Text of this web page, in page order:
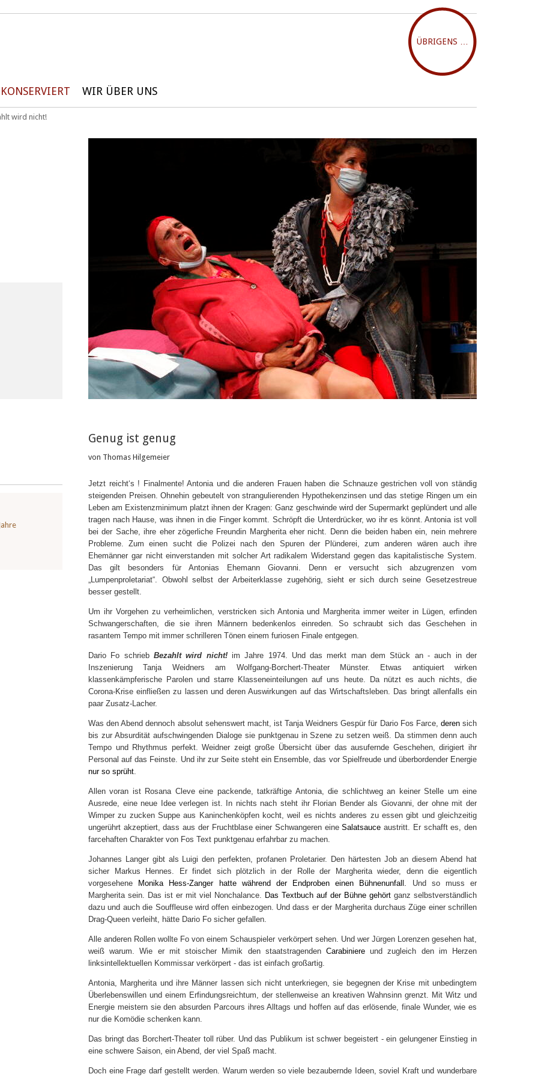
ÜBRIGENS …
KONSERVIERT WIR ÜBER UNS
wird nicht!
Genug ist genug
von Thomas Hilgemeier
Jetzt reicht‘s ! Finalmente! Antonia und die anderen Frauen haben die Schnauze gestrichen voll von ständig
steigenden Preisen. Ohnehin gebeutelt von strangulierenden Hypothekenzinsen und das stetige Ringen um ein
Leben am Existenzminimum platzt ihnen der Kragen: Ganz geschwinde wird der Supermarkt geplündert und alle
tragen nach Hause, was ihnen in die Finger kommt. Schröpft die Unterdrücker, wo ihr es könnt. Antonia ist voll
bei der Sache, ihre eher zögerliche Freundin Margherita eher nicht. Denn die beiden haben ein, nein mehrere
Probleme. Zum einen sucht die Polizei nach den Spuren der Plünderei, zum anderen wären auch ihre
Ehemänner gar nicht einverstanden mit solcher Art radikalem Widerstand gegen das kapitalistische System.
Das gilt besonders für Antonias Ehemann Giovanni. Denn er versucht sich abzugrenzen vom
„Lumpenproletariat“. Obwohl selbst der Arbeiterklasse zugehörig, sieht er sich durch seine Gesetzestreue
besser gestellt.
Um ihr Vorgehen zu verheimlichen, verstricken sich Antonia und Margherita immer weiter in Lügen, erfinden
Schwangerschaften, die sie ihren Männern bedenkenlos einreden. So schraubt sich das Geschehen in
rasantem Tempo mit immer schrilleren Tönen einem furiosen Finale entgegen.
Dario Fo schrieb Bezahlt wird nicht!im Jahre 1974. Und das merkt man dem Stück an - auch in der
Inszenierung Tanja Weidners am Wolfgang-Borchert-Theater Münster. Etwas antiquiert wirken
klassenkämpferische Parolen und starre Klasseneinteilungen auf uns heute. Da nützt es auch nichts, die
Corona-Krise einfließen zu lassen und deren Auswirkungen auf das Wirtschaftsleben. Das bringt allenfalls ein
paar Zusatz-Lacher.
Was den Abend dennoch absolut sehenswert macht, ist Tanja Weidners Gespür für Dario Fos Farce, derensich
bis zur Absurdität aufschwingenden Dialoge sie punktgenau in Szene zu setzen weiß. Da stimmen denn auch
Tempo und Rhythmus perfekt. Weidner zeigt große Übersicht über das ausufernde Geschehen, dirigiert ihr
Personal auf das Feinste. Und ihr zur Seite steht ein Ensemble, das vor Spielfreude und überbordender Energie
nur so sprüht
Allen voran ist Rosana Cleve eine packende, tatkräftige Antonia, die schlichtweg an keiner Stelle um eine
Ausrede, eine neue Idee verlegen ist. In nichts nach steht ihr Florian Bender als Giovanni, der ohne mit der
Wimper zu zucken Suppe aus Kaninchenköpfen kocht, weil es nichts anderes zu essen gibt und gleichzeitig
ungerührt akzeptiert, dass aus der Fruchtblase einer Schwangeren eineSalatsauce austritt. Er schafft es, den
farcehaften Charakter von Fos Text punktgenau erfahrbar zu machen.
Johannes Langer gibt als Luigi den perfekten, profanen Proletarier. Den härtesten Job an diesem Abend hat
sicher Markus Hennes. Er findet sich plötzlich in der Rolle der Margherita wieder, denn die eigentlich
vorgesehene Monika Hess-Zanger hatte während der Endprobeneinen Bühnenunfall.
Und so muss er
Margherita sein. Das ist er mit viel Nonchalance. Das Textbuch auf der Bühne gehört ganz selbstverständlich
dazu und auch die Souffleuse wird offen einbezogen. Und dass er der Margherita durchaus Züge einer schrillen
Drag-Queen verleiht, hätte Dario Fo sicher gefallen.
Alle anderen Rollen wollte Fo von einem Schauspieler verkörpert sehen. Und wer Jürgen Lorenzen gesehen hat,
weiß warum. Wie er mit stoischer Mimik den staatstragenden Carabiniereund zugleich den im Herzen
linksintellektuellen Kommissar verkörpert - das ist einfach großartig.
Antonia, Margherita und ihre Männer lassen sich nicht unterkriegen, sie begegnen der Krise mit unbedingtem
Überlebenswillen und einem Erfindungsreichtum, der stellenweise an kreativen Wahnsinn grenzt. Mit Witz und
Energie meistern sie den absurden Parcours ihres Alltags und hoffen auf das erlösende, finale Wunder, wie es
nur die Komödie schenken kann.
Das bringt das Borchert-Theater toll rüber. Und das Publikum ist schwer begeistert - ein gelungener Einstieg in
eine schwere Saison, ein Abend, der viel Spaß macht.
Doch eine Frage darf gestellt werden. Warum werden so viele bezaubernde Ideen, soviel Kraft und wunderbare